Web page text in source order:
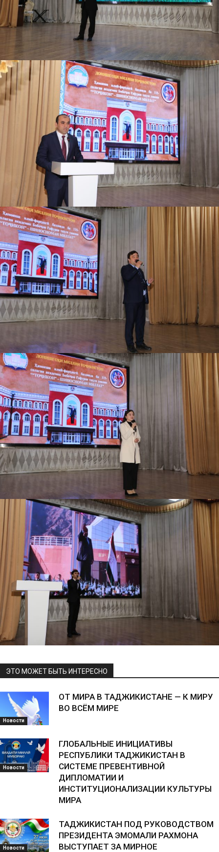
ЭТО МОЖЕТ БЫТЬ ИНТЕРЕСНО
Новости
ОТ МИРА В ТАДЖИКИСТАНЕ — К МИРУ
ВО ВСЁМ МИРЕ
Новости
ГЛОБАЛЬНЫЕ ИНИЦИАТИВЫ
РЕСПУБЛИКИ ТАДЖИКИСТАН В
СИСТЕМЕ ПРЕВЕНТИВНОЙ
ДИПЛОМАТИИ И
ИНСТИТУЦИОНАЛИЗАЦИИ КУЛЬТУРЫ
МИРА
Новости
ТАДЖИКИСТАН ПОД РУКОВОДСТВОМ
ПРЕЗИДЕНТА ЭМОМАЛИ РАХМОНА
ВЫСТУПАЕТ ЗА МИРНОЕ